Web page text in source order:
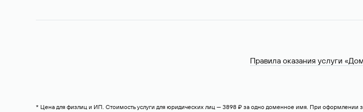
Правила оказания услуги
* Цена для физлиц и ИП. Стоимость услуги для юридических лиц — 3898 ₽ за одно доменное имя. При оформлении